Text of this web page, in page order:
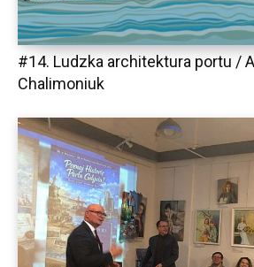
#14. Ludzka architektura portu /
Chalimoniuk